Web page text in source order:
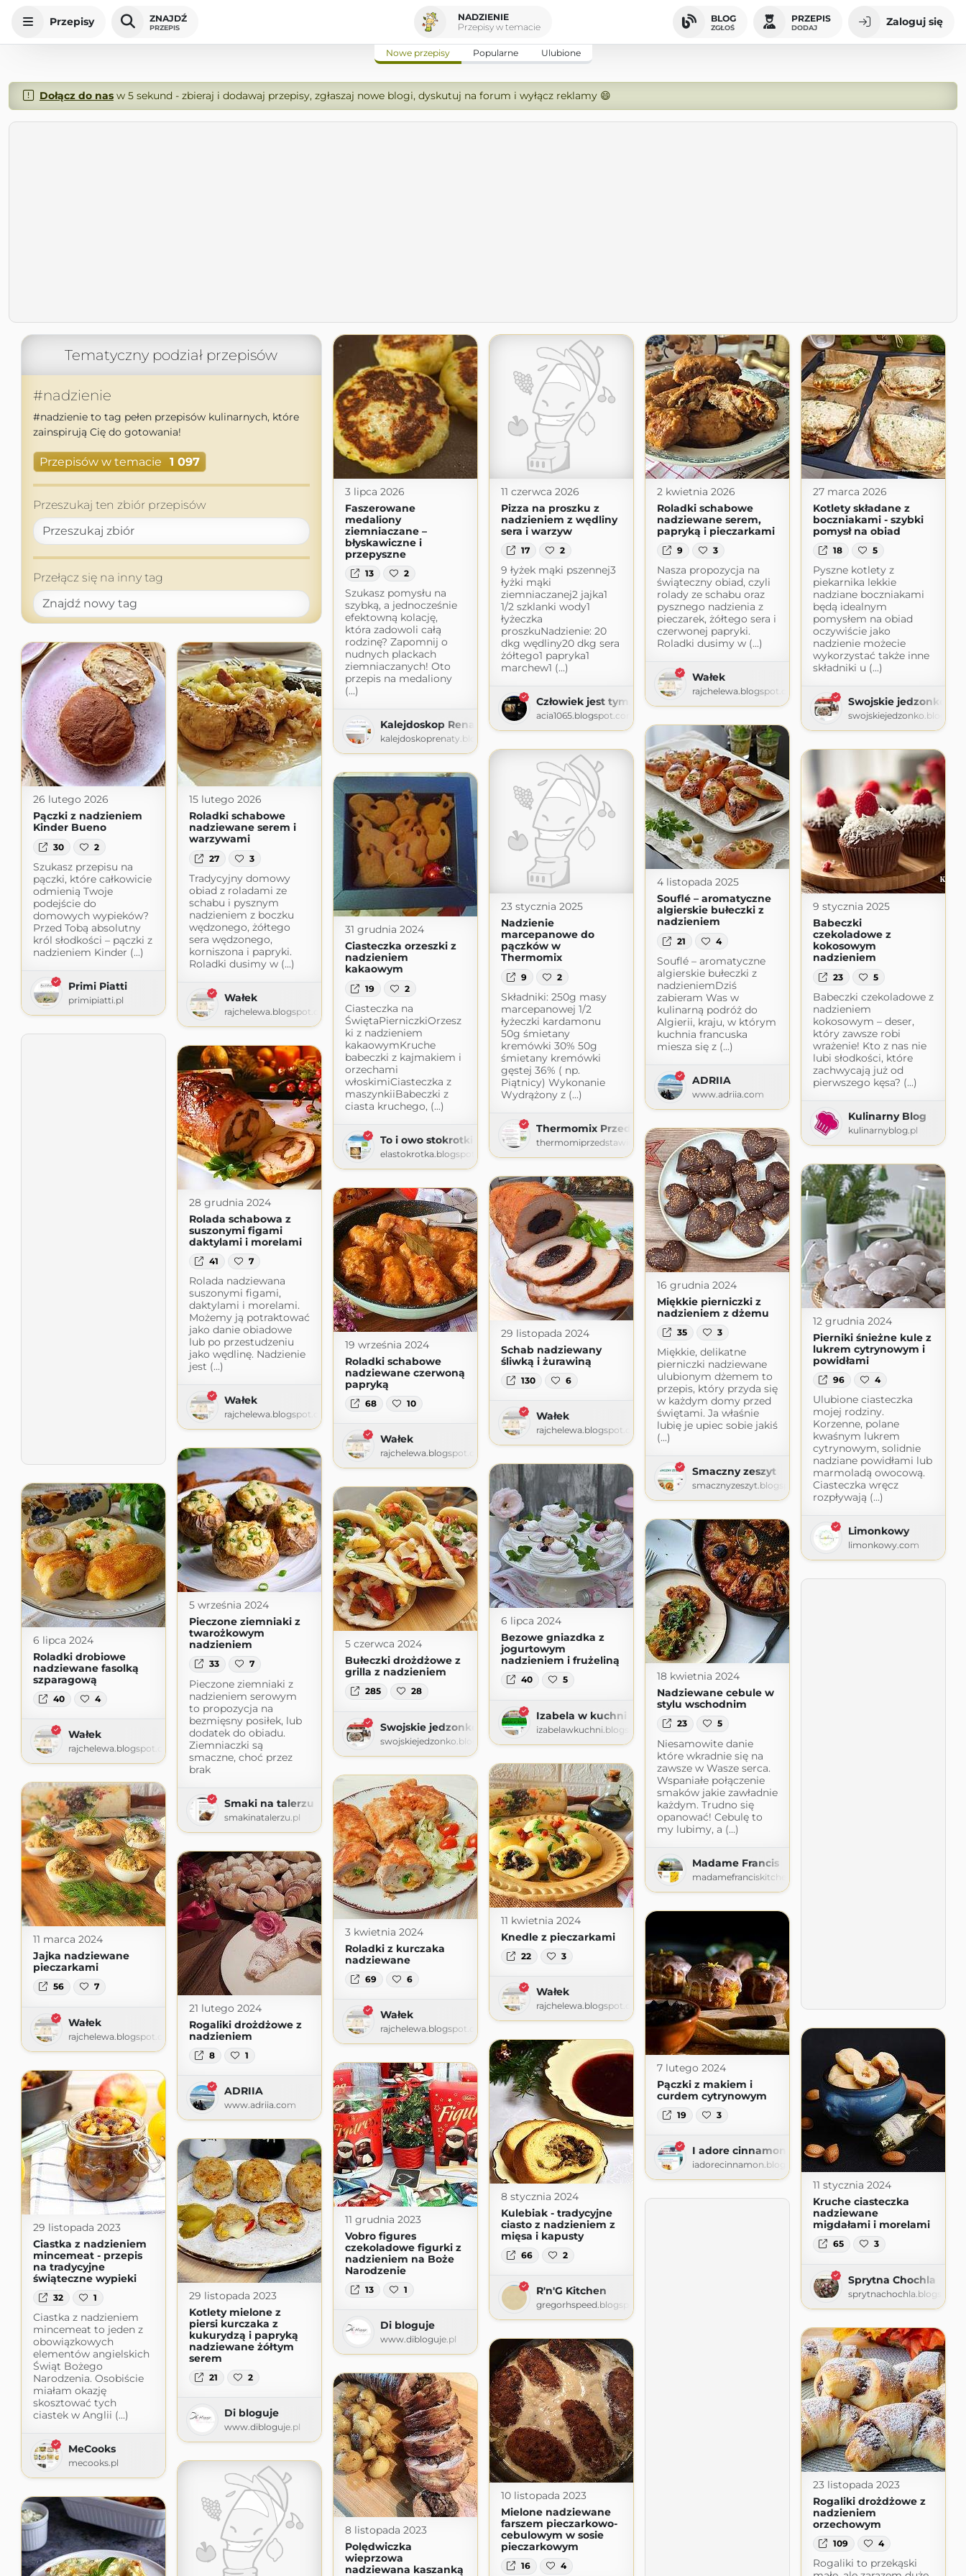
Przepisy ZNAJDŹ
PRZEPIS
NADZIENIE
Przepisy w temacie
BLOG
ZGŁOŚ
PRZEPIS
DODAJ Zaloguj się
Nowe przepisy Popularne Ulubione
Dołącz do nasw 5 sekund - zbieraj i dodawaj przepisy, zgłaszaj nowe blogi, dyskutuj na forum i wyłącz reklamy 😄
Tematyczny podział przepisów
#nadzienie
#nadzienie to tag pełen przepisów kulinarnych, które
zainspirują Cię do gotowania!
Przepisów w temacie 1 097
Przeszukaj ten zbiór przepisów
Przełącz się na inny tag
3 lipca 2026
Faszerowane
medaliony
ziemniaczane –
błyskawiczne i
przepyszne
13 2
Szukasz pomysłu na
szybką, a jednocześnie
efektowną kolację,
która zadowoli całą
rodzinę? Zapomnij o
nudnych plackach
ziemniaczanych! Oto
przepis na medaliony
(...)
Kalejdoskop Renaty
kalejdoskoprenaty.blogspot.com
11 czerwca 2026
Pizza na proszku z
nadzieniem z wędliny
sera i warzyw
17 2
9 łyżek mąki pszennej3
łyżki mąki
ziemniaczanej2 jajka1
1/2 szklanki wody1
łyżeczka
proszkuNadzienie: 20
dkg wędliny20 dkg sera
żółtego1 papryka1
marchew1 (...)
Człowiek jest tym, co zje
acia1065.blogspot.com
2 kwietnia 2026
Roladki schabowe
nadziewane serem,
papryką i pieczarkami
9 3
Nasza propozycja na
świąteczny obiad, czyli
rolady ze schabu oraz
pysznego nadzienia z
pieczarek, żółtego sera i
czerwonej papryki.
Roladki dusimy w (...)
Wałek
rajchelewa.blogspot.com
27 marca 2026
Kotlety składane z
boczniakami - szybki
pomysł na obiad
18 5
Pyszne kotlety z
piekarnika lekkie
nadziane boczniakami
będą idealnym
pomysłem na obiad
oczywiście jako
nadzienie możecie
wykorzystać także inne
składniki u (...)
Swojskie jedzonko
26 lutego 2026
Pączki z nadzieniem
Kinder Bueno
30 2
Szukasz przepisu na
pączki, które całkowicie
odmienią Twoje
podejście do
domowych wypieków?
Przed Tobą absolutny
król słodkości – pączki z
nadzieniem Kinder (...)
Primi Piatti
primipiatti.pl
15 lutego 2026
Roladki schabowe
nadziewane serem i
warzywami
27 3
Tradycyjny domowy
obiad z roladami ze
schabu i pysznym
nadzieniem z boczku
wędzonego, żółtego
sera wędzonego,
korniszona i papryki.
Roladki dusimy w (...)
Wałek
rajchelewa.blogspot.com
4 listopada 2025
Souflé – aromatyczne
algierskie bułeczki z
nadzieniem
21 4
Souflé – aromatyczne
algierskie bułeczki z
nadzieniemDziś
zabieram Was w
kulinarną podróż do
Algierii, kraju, w którym
kuchnia francuska
miesza się z (...)
ADRIIA
www.adriia.com
23 stycznia 2025
Nadzienie
marcepanowe do
pączków w
Thermomix
9 2
Składniki: 250g masy
marcepanowej 1/2
łyżeczki kardamonu
50g śmietany
kremówki 30% 50g
śmietany kremówki
gęstej 36% ( np.
Piątnicy) Wykonanie
Wydrążony z (...)
Thermomix Przedstawiciel
thermomiprzedstawiciel.pl
9 stycznia 2025
Babeczki
czekoladowe z
kokosowym
nadzieniem
23 5
Babeczki czekoladowe z
nadzieniem
kokosowym – deser,
który zawsze robi
wrażenie! Kto z nas nie
lubi słodkości, które
zachwycają już od
pierwszego kęsa? (...)
Kulinarny Blog
kulinarnyblog.pl
31 grudnia 2024
Ciasteczka orzeszki z
nadzieniem
kakaowym
19 2
Ciasteczka na
ŚwiętaPierniczkiOrzesz
ki z nadzieniem
kakaowymKruche
babeczki z kajmakiem i
orzechami
włoskimiCiasteczka z
maszynkiiBabeczki z
ciasta kruchego, (...)
To i owo stokrotki
elastokrotka.blogspot.com
28 grudnia 2024
Rolada schabowa z
suszonymi figami
daktylami i morelami
41 7
Rolada nadziewana
suszonymi figami,
daktylami i morelami.
Możemy ją potraktować
jako danie obiadowe
lub po przestudzeniu
jako wędlinę. Nadzienie
jest (...)
Wałek
rajchelewa.blogspot.com
16 grudnia 2024
Miękkie pierniczki z
nadzieniem z dżemu
35 3
Miękkie, delikatne
pierniczki nadziewane
ulubionym dżemem to
przepis, który przyda się
w każdym domy przed
świętami. Ja właśnie
lubię je upiec sobie jakiś
(...)
Smaczny zeszyt
smacznyzeszyt.blogspot.com
12 grudnia 2024
Pierniki śnieżne kule z
lukrem cytrynowym i
powidłami
96 4
Ulubione ciasteczka
mojej rodziny.
Korzenne, polane
kwaśnym lukrem
cytrynowym, solidnie
nadziane powidłami lub
marmoladą owocową.
Ciasteczka wręcz
rozpływają (...)
Limonkowy
limonkowy.com
29 listopada 2024
Schab nadziewany
śliwką i żurawiną
130 6
Wałek
rajchelewa.blogspot.com
19 września 2024
Roladki schabowe
nadziewane czerwoną
papryką
68 10
Wałek
rajchelewa.blogspot.com
5 września 2024
Pieczone ziemniaki z
twarożkowym
nadzieniem
33 7
Pieczone ziemniaki z
nadzieniem serowym
to propozycja na
bezmięsny posiłek, lub
dodatek do obiadu.
Ziemniaczki są
smaczne, choć przez
brak
Smaki na talerzu
smakinatalerzu.pl
6 lipca 2024
Bezowe gniazdka z
jogurtowym
nadzieniem i frużeliną
40 5
Izabela w kuchni
izabelawkuchni.blogspot.com
6 lipca 2024
Roladki drobiowe
nadziewane fasolką
szparagową
40 4
Wałek
rajchelewa.blogspot.com
5 czerwca 2024
Bułeczki drożdżowe z
grilla z nadzieniem
285 28
Swojskie jedzonko
swojskiejedzonko.blogspot.com
18 kwietnia 2024
Nadziewane cebule w
stylu wschodnim
23 5
Niesamowite danie
które wkradnie się na
zawsze w Wasze serca.
Wspaniałe połączenie
smaków jakie zawładnie
każdym. Trudno się
opanować! Cebulę to
my lubimy, a (...)
Madame Francis
madamefranciskitchen.wordpress.com
11 kwietnia 2024
Knedle z pieczarkami
22 3
Wałek
rajchelewa.blogspot.com
3 kwietnia 2024
Roladki z kurczaka
nadziewane
69 6
Wałek
rajchelewa.blogspot.com
11 marca 2024
Jajka nadziewane
pieczarkami
56 7
Wałek
rajchelewa.blogspot.com
21 lutego 2024
Rogaliki drożdżowe z
nadzieniem
8 1
ADRIIA
www.adriia.com
7 lutego 2024
Pączki z makiem i
curdem cytrynowym
19 3
I adore cinnamon
iadorecinnamon.blogspot.com
11 stycznia 2024
Kruche ciasteczka
nadziewane
migdałami i morelami
65 3
Sprytna Chochla
8 stycznia 2024
Kulebiak - tradycyjne
ciasto z nadzieniem z
mięsa i kapusty
66 2
R'n'G Kitchen
gregorhspeed.blogspot.com
11 grudnia 2023
Vobro figures
czekoladowe figurki z
nadzieniem na Boże
Narodzenie
13 1
Di bloguje
www.dibloguje.pl
29 listopada 2023
Ciastka z nadzieniem
mincemeat - przepis
na tradycyjne
świąteczne wypieki
32 1
Ciastka z nadzieniem
mincemeat to jeden z
obowiązkowych
elementów angielskich
Świąt Bożego
Narodzenia. Osobiście
miałam okazję
skosztować tych
ciastek w Anglii (...)
MeCooks
mecooks.pl
29 listopada 2023
Kotlety mielone z
piersi kurczaka z
kukurydzą i papryką
nadziewane żółtym
serem
21 2
Di bloguje
www.dibloguje.pl
23 listopada 2023
Rogaliki drożdżowe z
nadzieniem
orzechowym
109 4
Rogaliki to przekąski
10 listopada 2023
Mielone nadziewane
farszem pieczarkowo-
cebulowym w sosie
pieczarkowym
16 4
8 listopada 2023
Polędwiczka
wieprzowa
nadziewana kaszanką